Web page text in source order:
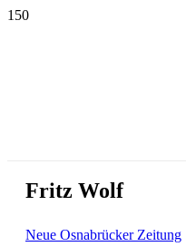
Fritz Wolf
Neue Osnabrücker Zeitung